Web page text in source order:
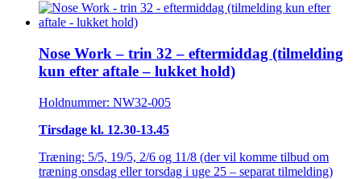
Nose Work – trin 32 – eftermiddag (tilmelding
kun efter aftale – lukket hold)
Holdnummer: NW32-005
Tirsdage kl. 12.30-13.45
Træning: 5/5, 19/5, 2/6 og 11/8 (der vil komme tilbud om
træning onsdag eller torsdag i uge 25 – separat tilmelding)